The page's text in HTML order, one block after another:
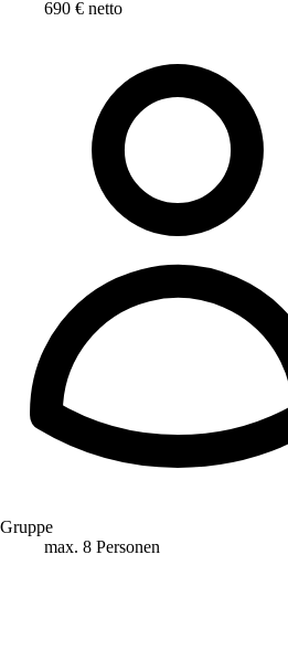
690 € netto
Gruppe
max. 8 Personen